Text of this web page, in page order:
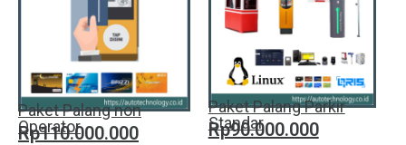
Paket Palang non
Operator
Rp110.000.000
Paket Palang Parkir
Standar
Rp90.000.000